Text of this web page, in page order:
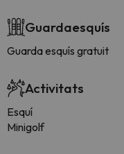
Guardaesquís
Guarda esquís gratuit
Activitats
Esquí
Minigolf